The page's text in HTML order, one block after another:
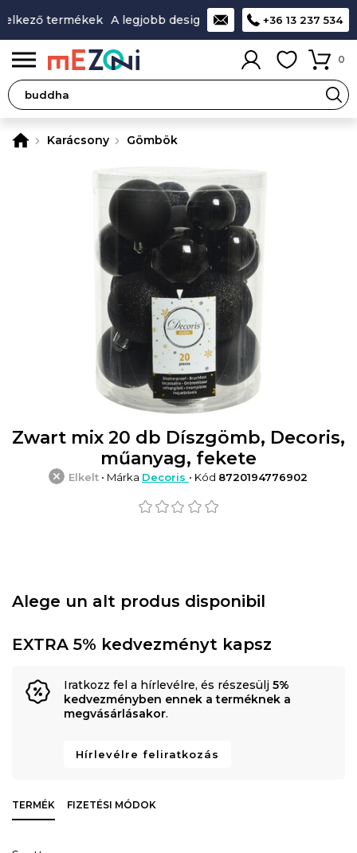
termékek A legjobb design-minőség-ár aránnyal
+36 13 237 534
0
Karácsony Gömbök
Zwart mix 20 db Díszgömb, Decoris,
műanyag, fekete
Elkelt • Márka Decoris • Kód 8720194776902
Alege un alt produs disponibil
EXTRA 5% kedvezményt kapsz
Iratkozz fel a hírlevélre, és részesülj 5%
kedvezményben ennek a terméknek a
megvásárlásakor.
Hírlevélre feliratkozás
TERMÉK FIZETÉSI MÓDOK